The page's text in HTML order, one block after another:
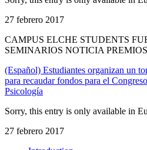
27 febrero 2017
CAMPUS ELCHE STUDENTS
SEMINARIOS NOTICIA PREMIOS
(Español) Estudiantes organizan un
para recaudar fondos para el
Psicología
Sorry, this entry is only available in
27 febrero 2017